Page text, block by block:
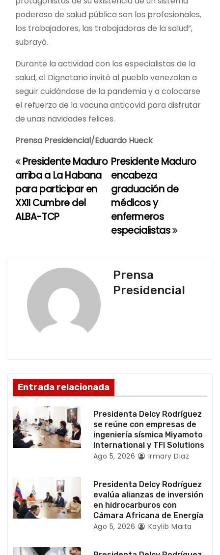
poderoso de salud pública son los profesionales,
los trabajadores, las trabajadoras de la salud”,
subrayó.
Durante la actividad con los especialistas de la
salud, el Dignatario invitó al pueblo venezolan a
seguir cuidándose de la pandemia y a colocarse
el refuerzo de la vacuna anticovid para disfrutar
de unas navidades felices.
Prensa Presidencial/Eduardo Hueck
N
a
v
e
e
n
t
r
a
d
Presidente Maduro
encabeza
graduación de
médicos y
enfermeros
especialistas
Presidente Maduro
arriba a La Habana
para participar en
XXII Cumbre del
ALBA-TCP
Prensa
Presidencial
Entrada relacionada
Presidenta Delcy Rodríguez
se reúne con empresas de
ingeniería sísmica Miyamoto
International y TFI Solutions
Ago 5, 2026 Irmary Diaz
Presidenta Delcy Rodríguez
evalúa alianzas de inversión
en hidrocarburos con
Cámara Africana de Energía
Ago 5, 2026 Kaylib Maita